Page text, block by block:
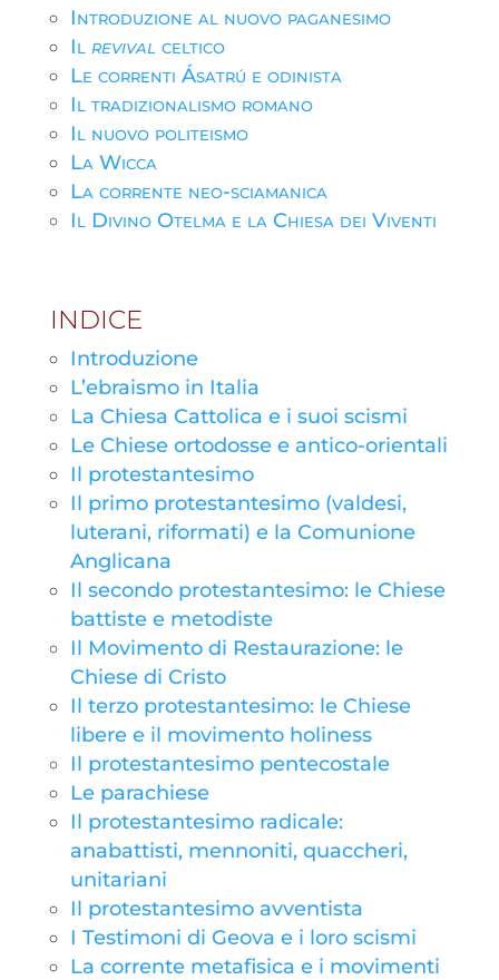
Introduzione al nuovo paganesimo
Il revival celtico
Le correnti Ásatrú e odinista
Il tradizionalismo romano
Il nuovo politeismo
La Wicca
La corrente neo-sciamanica
Il Divino Otelma e la Chiesa dei Viventi
INDICE
Introduzione
L’ebraismo in Italia
La Chiesa Cattolica e i suoi scismi
Le Chiese ortodosse e antico-orientali
Il protestantesimo
Il primo protestantesimo (valdesi,
luterani, riformati) e la Comunione
Anglicana
Il secondo protestantesimo: le Chiese
battiste e metodiste
Il Movimento di Restaurazione: le
Chiese di Cristo
Il terzo protestantesimo: le Chiese
libere e il movimento holiness
Il protestantesimo pentecostale
Le parachiese
Il protestantesimo radicale:
anabattisti, mennoniti, quaccheri,
unitariani
Il protestantesimo avventista
I Testimoni di Geova e i loro scismi
La corrente metafisica e i movimenti